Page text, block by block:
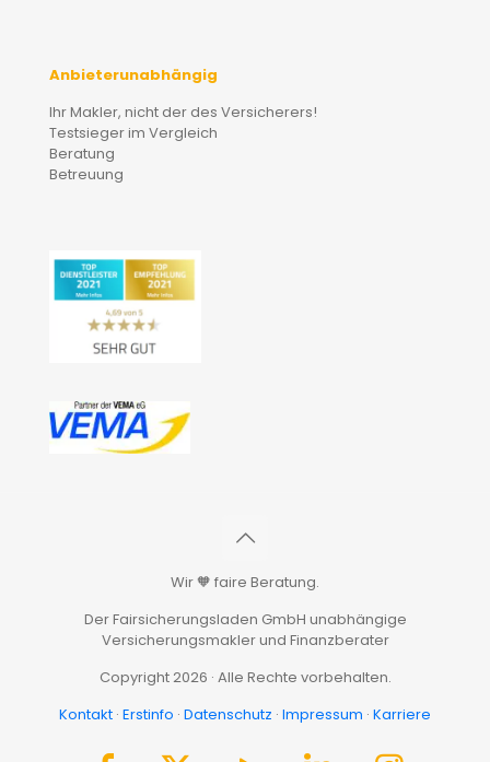
Anbieterunabhängig
Ihr Makler, nicht der des Versicherers!
Testsieger im Vergleich
Beratung
Betreuung
Wir 🧡 faire Beratung.
Der Fairsicherungsladen GmbH unabhängige
Versicherungsmakler und Finanzberater
Copyright 2026 · Alle Rechte vorbehalten.
Kontakt · Erstinfo · Datenschutz · Impressum · Karriere